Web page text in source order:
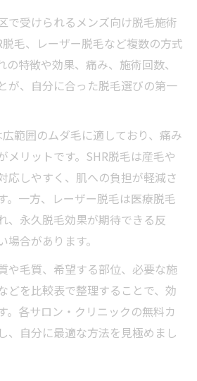
で受けられるメンズ向け脱毛施術
毛、レーザー脱毛など複数の方式
特徴や効果、痛み、施術回数、
が、自分に合った脱毛選びの第一
範囲のムダ毛に適しており、痛み
メリットです。SHR脱毛は産毛や
応しやすく、肌への負担が軽減さ
。一方、レーザー脱毛は医療脱毛
、永久脱毛効果が期待できる反
合があります。
や毛質、希望する部位、必要な施
どを比較表で整理することで、効
。各サロン・クリニックの無料カ
、自分に最適な方法を見極めまし